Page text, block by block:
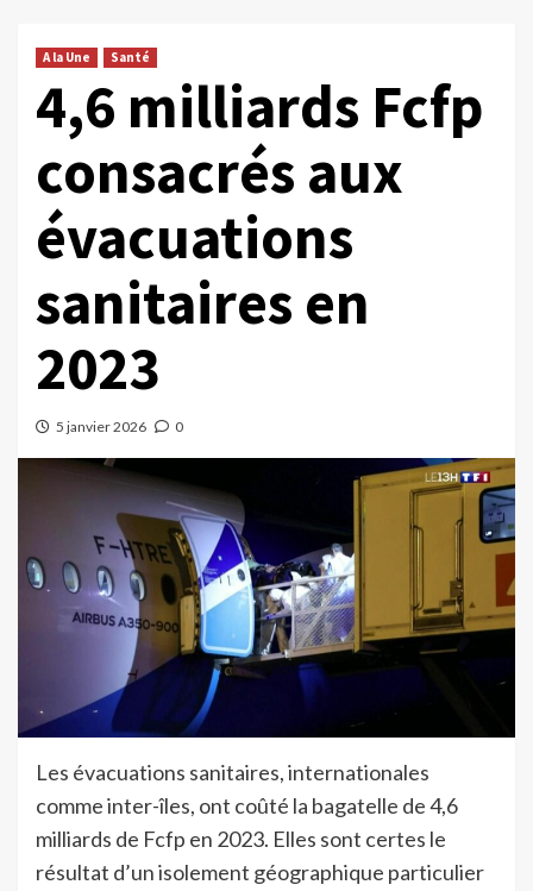
A la Une Santé
4,6 milliards Fcfp
consacrés aux
évacuations
sanitaires en
2023
5 janvier 2026 0
Les évacuations sanitaires, internationales
comme inter-îles, ont coûté la bagatelle de 4,6
milliards de Fcfp en 2023. Elles sont certes le
résultat d’un isolement géographique particulier